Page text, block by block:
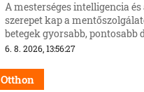
A mesterséges intelligencia
szerepet kap a
betegek gyorsabb, pontosabb
6. 8. 2026, 13:56:27
Otthon